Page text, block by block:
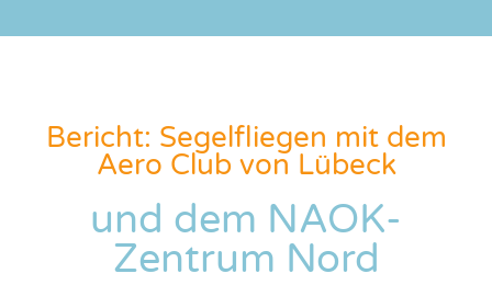
Bericht: Segelfliegen mit dem
Aero Club von Lübeck
und dem NAOK-
Zentrum Nord